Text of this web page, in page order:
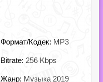
Формат/Кодек: MP3
Bitrate: 256 Kbps
Жанр: Музыка 2019